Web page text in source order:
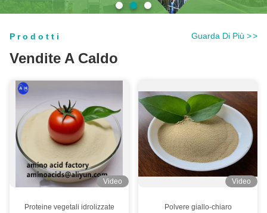
Prodotti
Vendite A Caldo
Guarda Di Più >>
Video
Proteine vegetali idrolizzate
Video
Polvere giallo-chiaro